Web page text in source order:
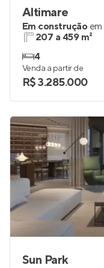
Altimare
Em construção em
207 a 459 m²
4
Venda a partir de
R$ 3.285.000
Sun Park